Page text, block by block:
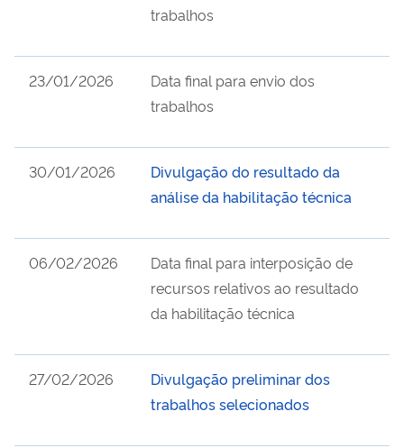
trabalhos
23/01/2026
Data final para envio dos
trabalhos
30/01/2026
Divulgação do resultado da
análise da habilitação técnica
06/02/2026
Data final para interposição de
recursos relativos ao resultado
da habilitação técnica
27/02/2026
Divulgação preliminar dos
trabalhos selecionados